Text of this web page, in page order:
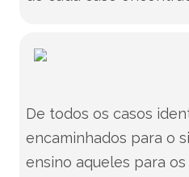
De todos os casos
encaminhados para o
ensino aqueles para os